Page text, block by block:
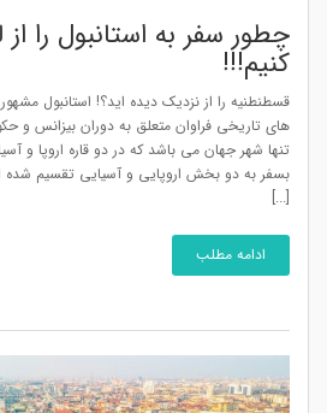
چطور سفر به استانبول را
کنیم!!!
قسطنطنیه را از نزدیک دیده اید؟! استانبول
های تاریخی فراوان متعلق به دوران بیزانس و
تنها شهر جهان می باشد که در دو قاره اروپا و
بسفر به دو بخش اروپایی و آسیایی تقسیم
[...]
ادامه مطلب